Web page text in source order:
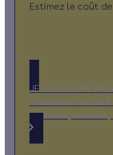
Estimez le coût
JE DÉCOUVRE
*Montant calculé
(travaux,